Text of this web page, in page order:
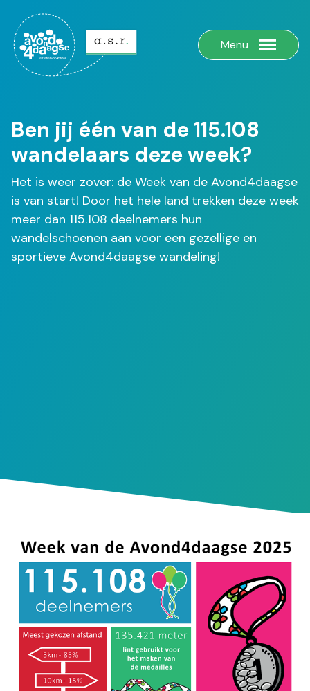
Menu
Ben jij één van de 115.108
wandelaars deze week?
Het is weer zover: de Week van de Avond4daagse
is van start! Door het hele land trekken deze week
meer dan 115.108 deelnemers hun
wandelschoenen aan voor een gezellige en
sportieve Avond4daagse wandeling!